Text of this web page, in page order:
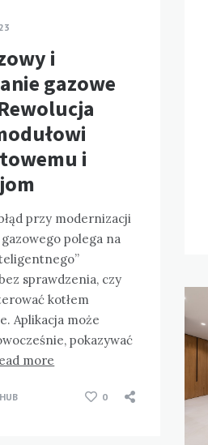
i
gazowe
i
przy modernizacji
polega na
sprawdzenia, czy
kotłem
Aplikacja może
pokazywać
more
0